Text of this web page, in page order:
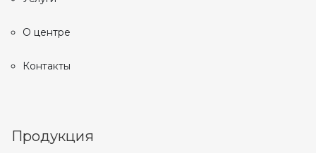
О центре
Контакты
Продукция